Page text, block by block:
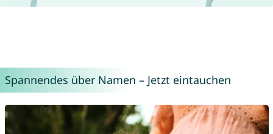
Spannendes über Namen – Jetzt eintauchen